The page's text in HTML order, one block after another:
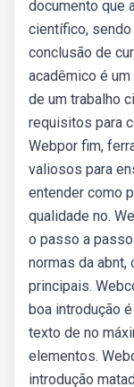
documento que
científico,
conclusão de
acadêmico é
de um trabalho
requisitos para
Webpor fim,
valiosos para
entender como
qualidade no.
o passo a
normas da
principais.
boa introdução
texto de no
elementos.
introdução